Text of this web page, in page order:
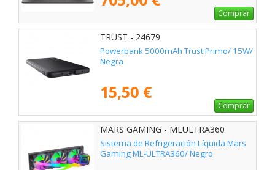
Comprar
TRUST - 24679
Powerbank 5000mAh Trust Primo/ 15W/
Negra
15,50 €
Comprar
MARS GAMING - MLULTRA360
Sistema de Refrigeración Líquida Mars
Gaming ML-ULTRA360/ Negro